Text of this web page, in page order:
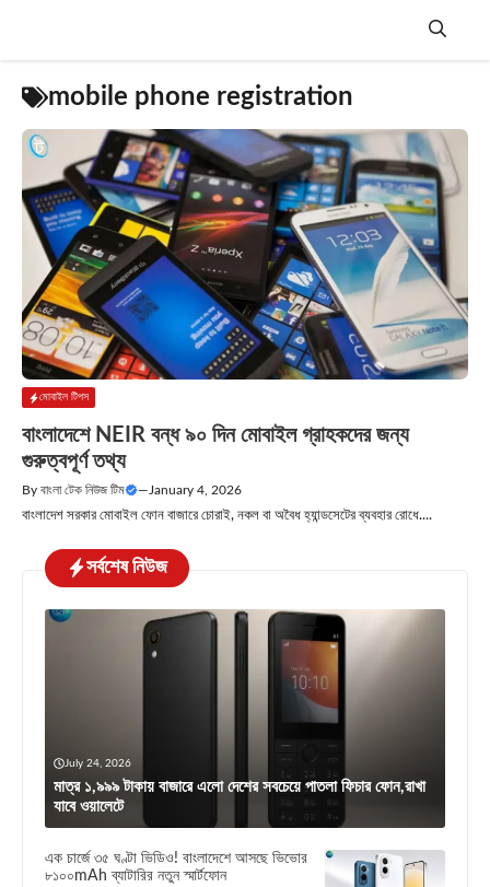
Menu
mobile phone registration
মোবাইল টিপস
বাংলাদেশে NEIR বন্ধ ৯০ দিন মোবাইল গ্রাহকদের জন্য
গুরুত্বপূর্ণ তথ্য
By বাংলা টেক নিউজ টিম — January 4, 2026
বাংলাদেশ সরকার মোবাইল ফোন বাজারে চোরাই, নকল বা অবৈধ হ্যান্ডসেটের ব্যবহার রোধে....
সর্বশেষ নিউজ
July 24, 2026
মাত্র ১,৯৯৯ টাকায় বাজারে এলো দেশের সবচেয়ে পাতলা ফিচার ফোন,রাখা
যাবে ওয়ালেটে
এক চার্জে ৩৫ ঘণ্টা ভিডিও! বাংলাদেশে আসছে ভিভোর
৮১০০mAh ব্যাটারির নতুন স্মার্টফোন